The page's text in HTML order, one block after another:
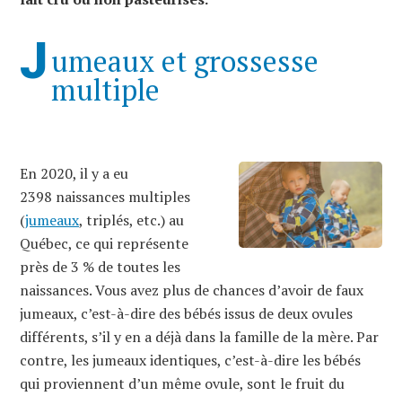
Jumeaux et grossesse
multiple
En 2020, il y a eu
2398 naissances multiples
(jumeaux, triplés, etc.) au
Québec, ce qui représente
près de 3 % de toutes les
naissances. Vous avez plus de chances d’avoir de faux
jumeaux, c’est-à-dire des bébés issus de deux ovules
différents, s’il y en a déjà dans la famille de la mère. Par
contre, les jumeaux identiques, c’est-à-dire les bébés
qui proviennent d’un même ovule, sont le fruit du